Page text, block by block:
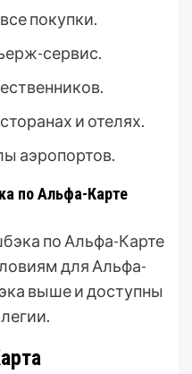
покупки.
сервис.
и отелях.
аэропортов.
по Альфа-Карте
по Альфа-Карте
для Альфа-
выше и доступны